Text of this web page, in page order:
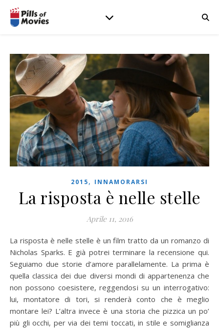
2015, INNAMORARSI
La risposta è nelle stelle
Aprile 11, 2016
La risposta è nelle stelle è un film tratto da un romanzo di
Nicholas Sparks. E già potrei terminare la recensione qui.
Seguiamo due storie d’amore parallelamente. La prima è
quella classica dei due diversi mondi di appartenenza che
non possono coesistere, reggendosi su un interrogativo:
lui, montatore di tori, si renderà conto che è meglio
montare lei? L’altra invece è una storia che pizzica un po’
più gli occhi, per via dei temi toccati, in stile e somiglianza